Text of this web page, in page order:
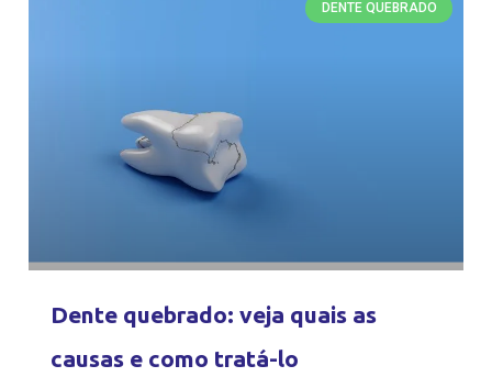
DENTE QUEBRADO
Dente quebrado: veja quais as
causas e como tratá-lo